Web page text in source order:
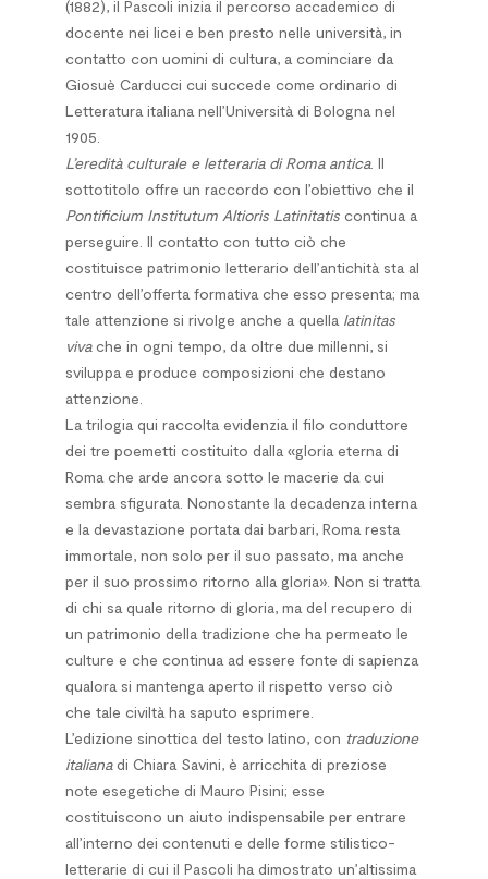
(1882), il Pascoli inizia il percorso accademico di
docente nei licei e ben presto nelle università, in
contatto con uomini di cultura, a cominciare da
Giosuè Carducci cui succede come ordinario di
Letteratura italiana nell’Università di Bologna nel
1905.
L’eredità culturale e letteraria di Roma antica. Il
sottotitolo offre un raccordo con l’obiettivo che il
Pontificium Institutum Altioris Latinitatis continua a
perseguire. Il contatto con tutto ciò che
costituisce patrimonio letterario dell’antichità sta al
centro dell’offerta formativa che esso presenta; ma
tale attenzione si rivolge anche a quella latinitas
vivache in ogni tempo, da oltre due millenni, si
sviluppa e produce composizioni che destano
attenzione.
La trilogia qui raccolta evidenzia il filo conduttore
dei tre poemetti costituito dalla «gloria eterna di
Roma che arde ancora sotto le macerie da cui
sembra sfigurata. Nonostante la decadenza interna
e la devastazione portata dai barbari, Roma resta
immortale, non solo per il suo passato, ma anche
per il suo prossimo ritorno alla gloria». Non si tratta
di chi sa quale ritorno di gloria, ma del recupero di
un patrimonio della tradizione che ha permeato le
culture e che continua ad essere fonte di sapienza
qualora si mantenga aperto il rispetto verso ciò
che tale civiltà ha saputo esprimere.
L’edizione sinottica del testo latino, con traduzione
italianadi Chiara Savini, è arricchita di preziose
note esegetiche di Mauro Pisini; esse
costituiscono un aiuto indispensabile per entrare
all’interno dei contenuti e delle forme stilistico-
letterarie di cui il Pascoli ha dimostrato un’altissima